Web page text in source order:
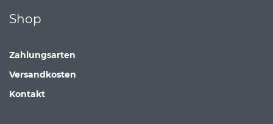
Shop
Zahlungsarten
Versandkosten
Kontakt